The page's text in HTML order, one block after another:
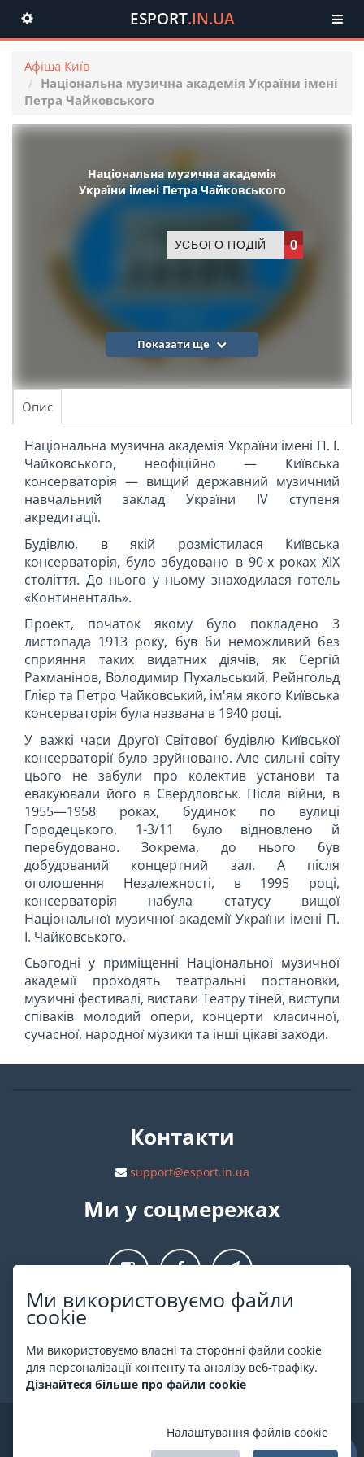
Ми використовуємо файли
cookie
Ми використовуємо власні та сторонні файли cookie
для персоналізації контенту та аналізу веб-трафіку.
Дізнайтеся більше про файли cookie
Налаштування файлів cookie
Toggle
navigation
ESPORT.IN.UA
Афіша Київ
Національна музична академія України імені
Петра Чайковського
Національна музична академія
України імені Петра Чайковського
УСЬОГО ПОДІЙ 0
Показати ще
Опис
Національна музична академія України імені П. І.
Чайковського, неофіційно — Київська
консерваторія — вищий державний музичний
навчальний заклад України IV ступеня
акредитації.
Будівлю, в якій розмістилася Київська
консерваторія, було збудовано в 90-х роках XIX
століття. До нього у ньому знаходилася готель
«Континенталь».
Проект, початок якому було покладено 3
листопада 1913 року, був би неможливий без
сприяння таких видатних діячів, як Сергій
Рахманінов, Володимир Пухальський, Рейнгольд
Глієр та Петро Чайковський, ім'ям якого Київська
консерваторія була названа в 1940 році.
У важкі часи Другої Світової будівлю Київської
консерваторії було зруйновано. Але сильні світу
цього не забули про колектив установи та
евакуювали його в Свердловськ. Після війни, в
1955—1958 роках, будинок по вулиці
Городецького, 1-3/11 було відновлено й
перебудовано. Зокрема, до нього був
добудований концертний зал. А після
оголошення Незалежності, в 1995 році,
консерваторія набула статусу вищої
Національної музичної академії України імені П.
І. Чайковського.
Сьогодні у приміщенні Національної музичної
академії проходять театральні постановки,
музичні фестивалі, вистави Театру тіней, виступи
співаків молодий опери, концерти класичної,
сучасної, народної музики та інші цікаві заходи.
Контакти
support@esport.in.ua
Ми у соцмережах
Про ESPORT.in.ua
На ESPORT.in.ua представлена афіша Києва та інших міст
України. Всі квитки продаються офіційно. Ми працюємо
безпосередньо з касами.